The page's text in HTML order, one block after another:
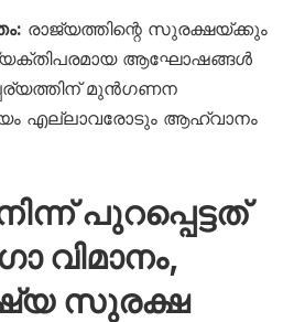
രാജ്യത്തിന്റെ സുരക്ഷയ്ക്കും
വ്യക്തിപരമായ ആഘോഷങ്ങൾ
മുൻഗണന
എല്ലാവരോടും ആഹ്വാനം
പുറപ്പെട്ടത്
വിമാനം,
സുരക്ഷ